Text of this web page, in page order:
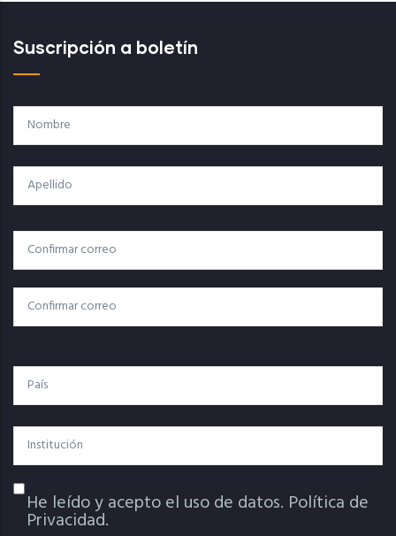
Suscripción a boletín
Nombre
Apellido
Correo
Electrónico
Correo Electrónico
Confirmar Correo
País
Institución
Política De Privacidad
He leído y acepto el uso de datos. Política de
Privacidad.